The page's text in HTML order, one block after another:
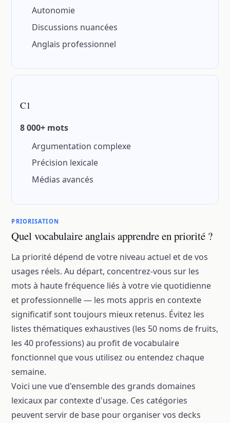
Autonomie
Discussions nuancées
Anglais professionnel
C1
8 000+ mots
Argumentation complexe
Précision lexicale
Médias avancés
PRIORISATION
Quel vocabulaire anglais apprendre en priorité ?
La priorité dépend de votre niveau actuel et de vos
usages réels. Au départ, concentrez-vous sur les
mots à haute fréquence liés à votre vie quotidienne
et professionnelle — les mots appris en contexte
significatif sont toujours mieux retenus. Évitez les
listes thématiques exhaustives (les 50 noms de fruits,
les 40 professions) au profit de vocabulaire
fonctionnel que vous utilisez ou entendez chaque
semaine.
Voici une vue d'ensemble des grands domaines
lexicaux par contexte d'usage. Ces catégories
peuvent servir de base pour organiser vos decks